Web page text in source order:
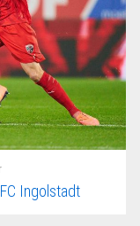
Ingolstadt